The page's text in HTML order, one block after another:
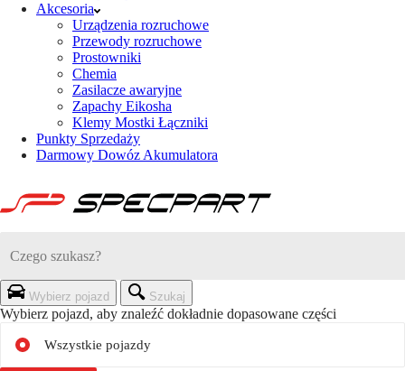
Akcesoria
Urządzenia rozruchowe
Przewody rozruchowe
Prostowniki
Chemia
Zasilacze awaryjne
Zapachy Eikosha
Klemy Mostki Łączniki
Punkty Sprzedaży
Darmowy Dowóz Akumulatora
Wybierz pojazd Szukaj
Wybierz pojazd, aby znaleźć dokładnie dopasowane części
Wszystkie pojazdy